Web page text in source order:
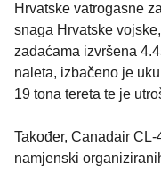
Hrvatske vatrogasne
snaga Hrvatske
zadaćama izvršena
naleta, izbačeno je
19 tona tereta te je
Također, Canadair
namjenski